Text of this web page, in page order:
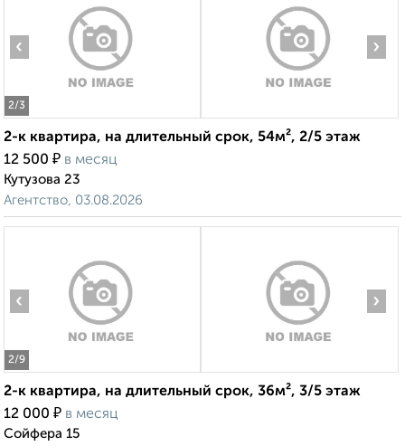
2/3
‹ ›
2-к квартира, на длительный срок, 54м², 2/5 этаж
12 500 ₽ в месяц
Кутузова 23
Агентство, 03.08.2026
2/9
‹ ›
2-к квартира, на длительный срок, 36м², 3/5 этаж
12 000 ₽ в месяц
Сойфера 15